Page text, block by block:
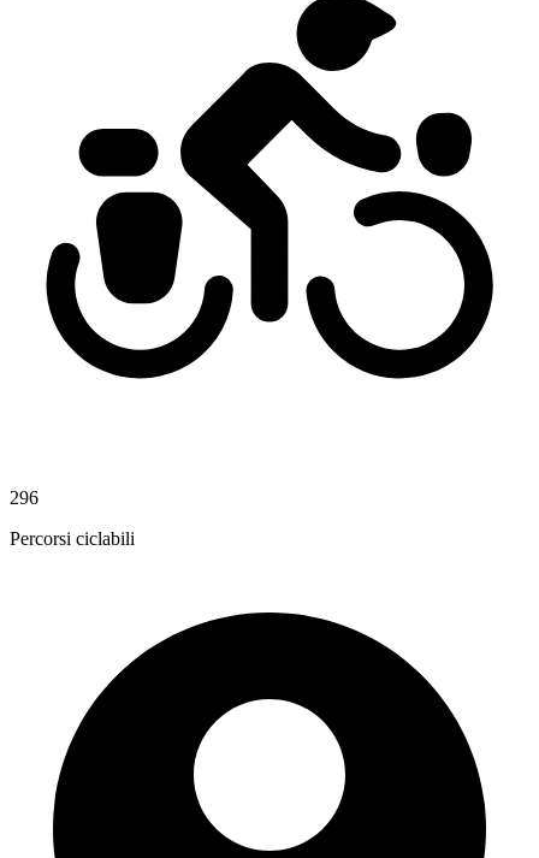
296
Percorsi ciclabili